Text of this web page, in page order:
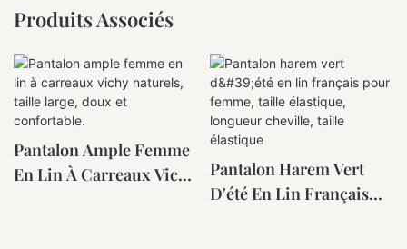
Produits Associés
Pantalon Ample Femme
En Lin À Carreaux Vichy
Pantalon Harem Vert
D'été En Lin Français